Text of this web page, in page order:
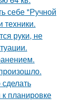
себе "Ручной
руки, не
планировке